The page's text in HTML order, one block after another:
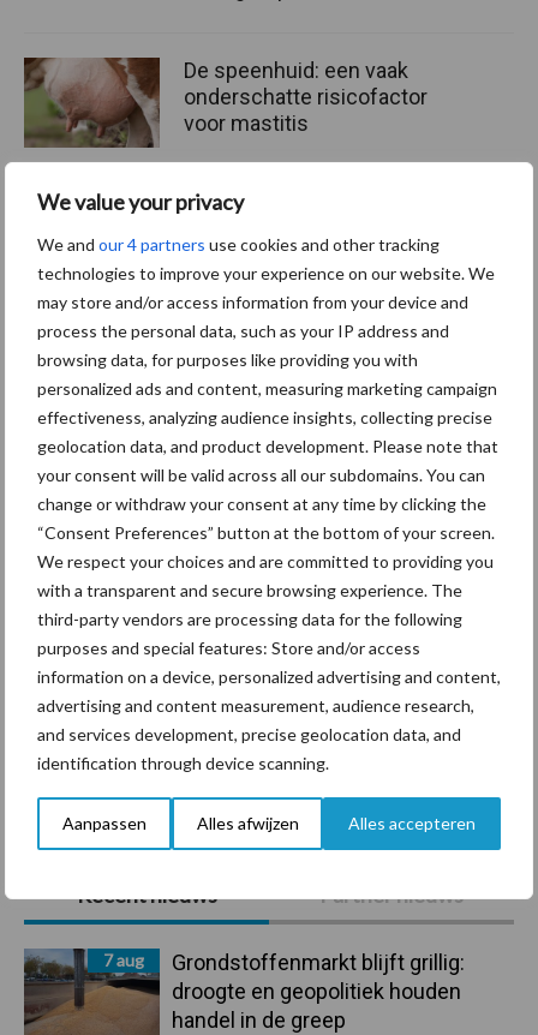
We value your privacy
We and our 4 partners use cookies and other tracking
technologies to improve your experience on our website. We
may store and/or access information from your device and
process the personal data, such as your IP address and
browsing data, for purposes like providing you with
personalized ads and content, measuring marketing campaign
effectiveness, analyzing audience insights, collecting precise
geolocation data, and product development. Please note that
your consent will be valid across all our subdomains. You can
change or withdraw your consent at any time by clicking the
“Consent Preferences” button at the bottom of your screen.
We respect your choices and are committed to providing you
with a transparent and secure browsing experience. The
third-party vendors are processing data for the following
purposes and special features: Store and/or access
information on a device, personalized advertising and content,
advertising and content measurement, audience research,
and services development, precise geolocation data, and
identification through device scanning.
Aanpassen Alles afwijzen Alles accepteren
Sidebar
Recent nieuws Partner nieuws
7 aug
Grondstoffenmarkt blijft grillig:
droogte en geopolitiek houden
handel in de greep
De speenhuid: een vaak
onderschatte risicofactor
voor mastitis
marktaandeel groeien in
krimpende Nederlandse
markt
Themapagina's
Diergezondheid Bemesting Fokkerij
Mastitis Hittestress
Toon meer